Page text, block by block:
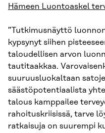
Hämeen Luontoaskel
”Tutkimusnäyttö
kypsynyt siihen
taloudellisen arvon
tautitaakkaa.
suuruusluokaltaan
säästöpotentiaalista
talous kamppailee
rahoituskriisissä, tarve
ratkaisuja on suurempi